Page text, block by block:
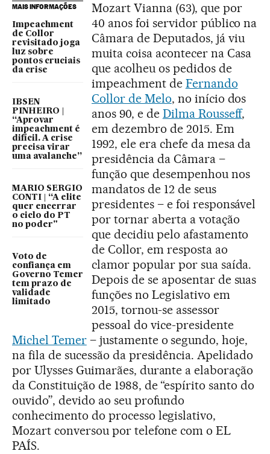
MAIS INFORMAÇÕES
Impeachment
de Collor
revisitado joga
luz sobre
pontos cruciais
da crise
IBSEN
PINHEIRO |
“Aprovar
impeachment é
difícil. A crise
precisa virar
uma avalanche”
MARIO SERGIO
CONTI | “A elite
quer encerrar
o ciclo do PT
no poder"
Voto de
confiança em
Governo Temer
tem prazo de
validade
limitado
Mozart Vianna (63), que por
40 anos foi servidor público na
Câmara de Deputados, já viu
muita coisa acontecer na Casa
que acolheu os pedidos de
impeachment de Fernando
Collor de Melo, no início dos
anos 90, e de Dilma Rousseff,
em dezembro de 2015. Em
1992, ele era chefe da mesa da
presidência da Câmara –
função que desempenhou nos
mandatos de 12 de seus
presidentes – e foi responsável
por tornar aberta a votação
que decidiu pelo afastamento
de Collor, em resposta ao
clamor popular por sua saída.
Depois de se aposentar de suas
funções no Legislativo em
2015, tornou-se assessor
pessoal do vice-presidente
Michel Temer– justamente o segundo, hoje,
na fila de sucessão da presidência. Apelidado
por Ulysses Guimarães, durante a elaboração
da Constituição de 1988, de “espírito santo do
ouvido”, devido ao seu profundo
conhecimento do processo legislativo,
Mozart conversou por telefone com o EL
PAÍS.